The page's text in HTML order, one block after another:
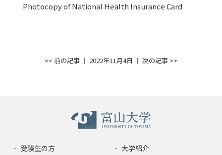
Photocopy of National Health Insurance Card
<< 前の記事 │ 2022年11月4日 │ 次の記事 >>
受験生の方
大学紹介